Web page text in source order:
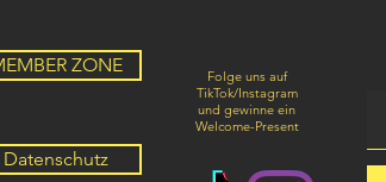
ZONE
Datenschutz
Folge uns auf
TikTok/Instagram
und gewinne ein
Welcome-Present